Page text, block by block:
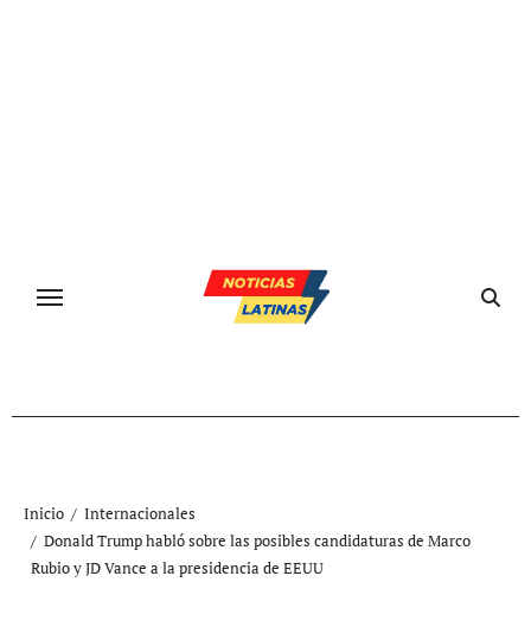
Inicio
Internacionales
Donald Trump habló sobre las posibles candidaturas de Marco
Rubio y JD Vance a la presidencia de EEUU